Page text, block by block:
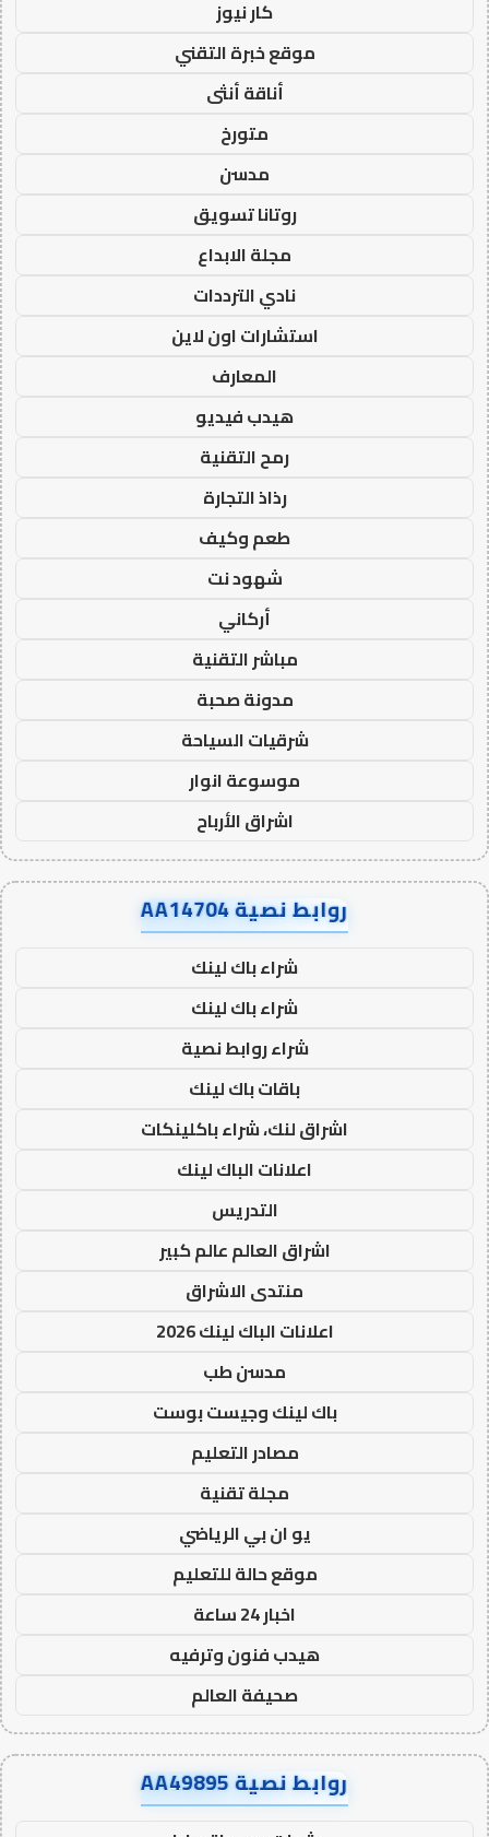
كار نيوز
موقع خبرة التقني
أناقة أنثى
متورخ
مدسن
روتانا تسويق
مجلة الابداع
نادي الترددات
استشارات اون لاين
المعارف
هيدب فيديو
رمح التقنية
رذاذ التجارة
طعم وكيف
شهود نت
أركاني
مباشر التقنية
مدونة صحبة
شرقيات السياحة
موسوعة انوار
اشراق الأرباح
روابط نصية AA14704
شراء باك لينك
شراء باك لينك
شراء روابط نصية
باقات باك لينك
اشراق لنك، شراء باكلينكات
اعلانات الباك لينك
التدريس
اشراق العالم عالم كبير
منتدى الاشراق
اعلانات الباك لينك 2026
مدسن طب
باك لينك وجيست بوست
مصادر التعليم
مجلة تقنية
يو ان بي الرياضي
موقع حالة للتعليم
اخبار 24 ساعة
هيدب فنون وترفيه
صحيفة العالم
روابط نصية AA49895